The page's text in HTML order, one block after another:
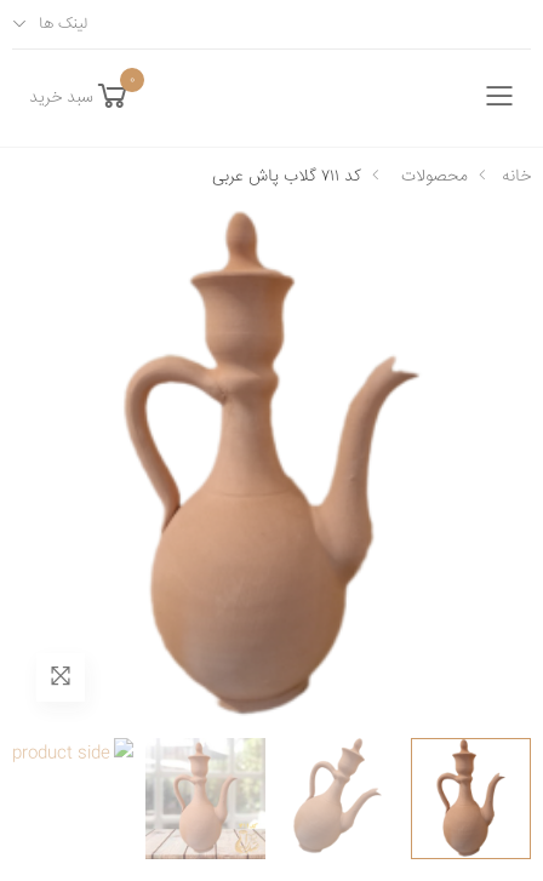
لینک ها
فهرست
0
سبد خرید
خانه محصولات کد ۷۱۱ گلاب پاش عربی